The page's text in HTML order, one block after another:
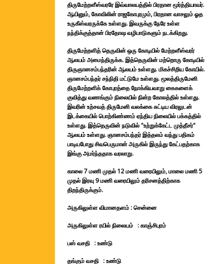
திருமேற்றளீஸ்வரரே இவ்வாலயத்தில் பிரதான மூர்த்தியாவர்.
ஆயினும், கோவிலின் ராஜகோபுரமும், பிரதான வாசலும் ஓத
உருகீஸ்வரருக்கே உள்ளது. இவருக்கு நேரே உள்ள
நந்திக்குத்தான் பிரதோஷ வழிபாடுகளும் நடக்கிறது.
திருமேற்றளித் தெருவின் ஒரு கோடியில் மேற்றளீஸ்வரர்
ஆலயம் அமைந்திருக்க. இத்தெருவின் மற்றொரு கோடியில்
திருஞானசம்பந்தரின் ஆலயம் உள்ளது. மிகச்சிறிய கோயில்.
ஞானசம்பந்தர் சந்நிதி மட்டுமே உள்ளது. மூலத்திருமேனி
திருமேற்றளிக் கோபுரத்தை நோக்கியவாறு கைகளைக்
குவித்து வணங்கும் நிலையில் நின்ற கோலத்தில் உள்ளது.
இவரின் உற்சவத் திருமேனி வலக்கை சுட்டிய விரலுடன்
இடக்கையில் பொற்கிண்ணம் ஏந்திய நிலையில் பக்கத்தில்
உள்ளது. இத்தெருவின் நடுவில் "உற்றுக்கேட்ட முத்தீசர்"
ஆலயம் உள்ளது. ஞானசம்பந்தர் இத்தலம் வந்து பதிகம்
பாடியபோது சிவபெருமான் அருகில் இருந்து கேட்பதற்காக
இங்கு அமர்ந்ததாக வரலாறு.
காலை 7 மணி முதல் 12 மணி வரையிலும், மாலை மணி 5
முதல் இரவு 9 மணி வரையிலும் தரிசனத்திற்காக
திறந்திருக்கும்.
அருகிலுள்ள விமானதளம் : சென்னை
அருகிலுள்ள ரயில் நிலையம் : காஞ்சிபுரம்
பஸ் வசதி : உண்டு
தங்கும் வசதி : உண்டு